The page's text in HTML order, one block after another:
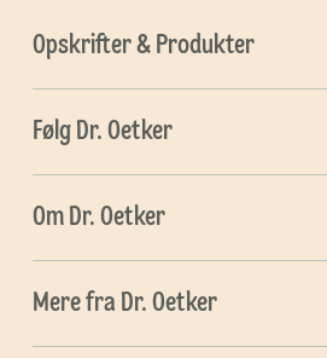
Opskrifter & Produkter
Følg Dr. Oetker
Om Dr. Oetker
Mere fra Dr. Oetker